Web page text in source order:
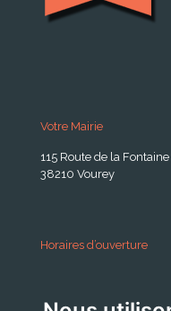
Votre Mairie
115 Route de la
38210 Vourey
Horaires d’ouverture
Lundi . Mardi : 10h 12h /